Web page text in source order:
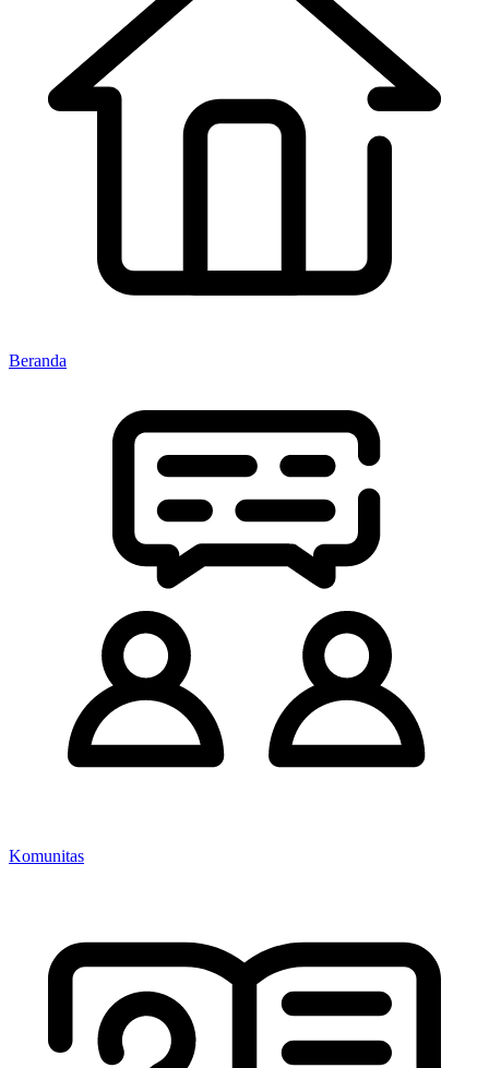
Beranda
Komunitas